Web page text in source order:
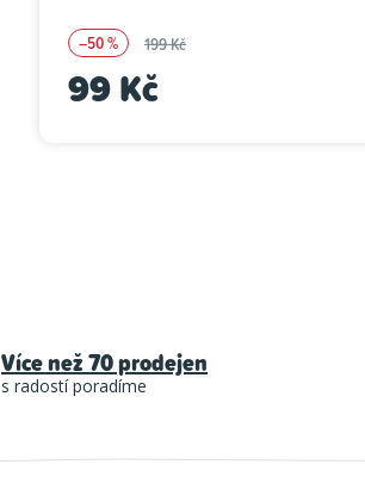
199 Kč
–50 %
99 Kč
Více než 70 prodejen
s radostí poradíme